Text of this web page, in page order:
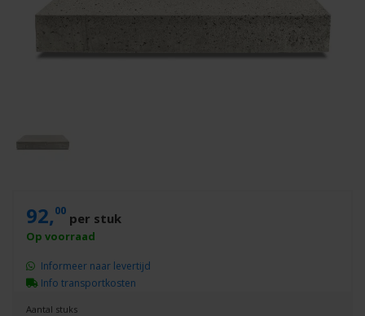
Aantal stuks
92,00 per stuk
Informeer naar levertijd
Info transportkosten